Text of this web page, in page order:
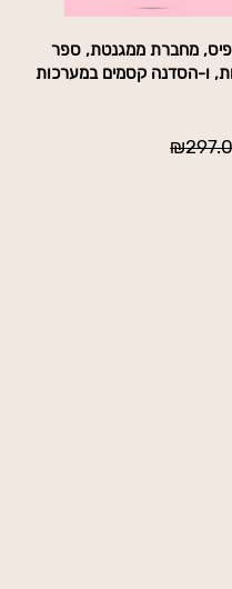
מחברת ממגנטת, ספר
ו-הסדנה קסמים במערכות